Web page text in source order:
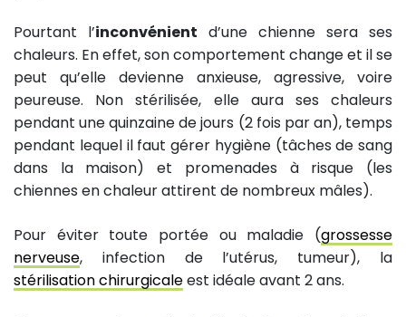
Pourtant l’inconvénient d’une chienne sera ses
chaleurs. En effet, son comportement change et il se
peut qu’elle devienne anxieuse, agressive, voire
peureuse. Non stérilisée, elle aura ses chaleurs
pendant une quinzaine de jours (2 fois par an), temps
pendant lequel il faut gérer hygiène (tâches de sang
dans la maison) et promenades à risque (les
chiennes en chaleur attirent de nombreux mâles).
Pour éviter toute portée ou maladie (grossesse
nerveuse, infection de l’utérus, tumeur), la
stérilisation chirurgicaleest idéale avant 2 ans.